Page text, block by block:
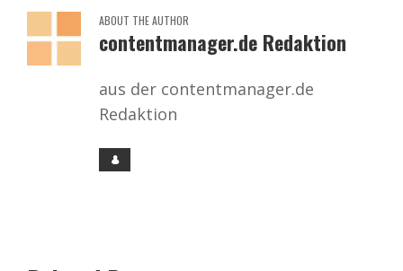
ABOUT THE AUTHOR
contentmanager.de Redaktion
aus der contentmanager.de
Redaktion